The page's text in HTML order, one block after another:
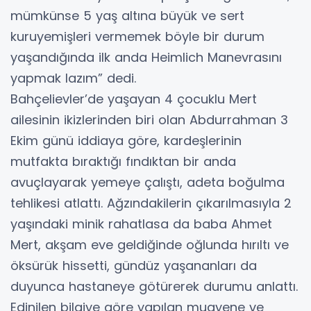
mümkünse 5 yaş altına büyük ve sert
kuruyemişleri vermemek böyle bir durum
yaşandığında ilk anda Heimlich Manevrasını
yapmak lazım” dedi.
Bahçelievler’de yaşayan 4 çocuklu Mert
ailesinin ikizlerinden biri olan Abdurrahman 3
Ekim günü iddiaya göre, kardeşlerinin
mutfakta bıraktığı fındıktan bir anda
avuçlayarak yemeye çalıştı, adeta boğulma
tehlikesi atlattı. Ağzındakilerin çıkarılmasıyla 2
yaşındaki minik rahatlasa da baba Ahmet
Mert, akşam eve geldiğinde oğlunda hırıltı ve
öksürük hissetti, gündüz yaşananları da
duyunca hastaneye götürerek durumu anlattı.
Edinilen bilgiye göre yapılan muayene ve